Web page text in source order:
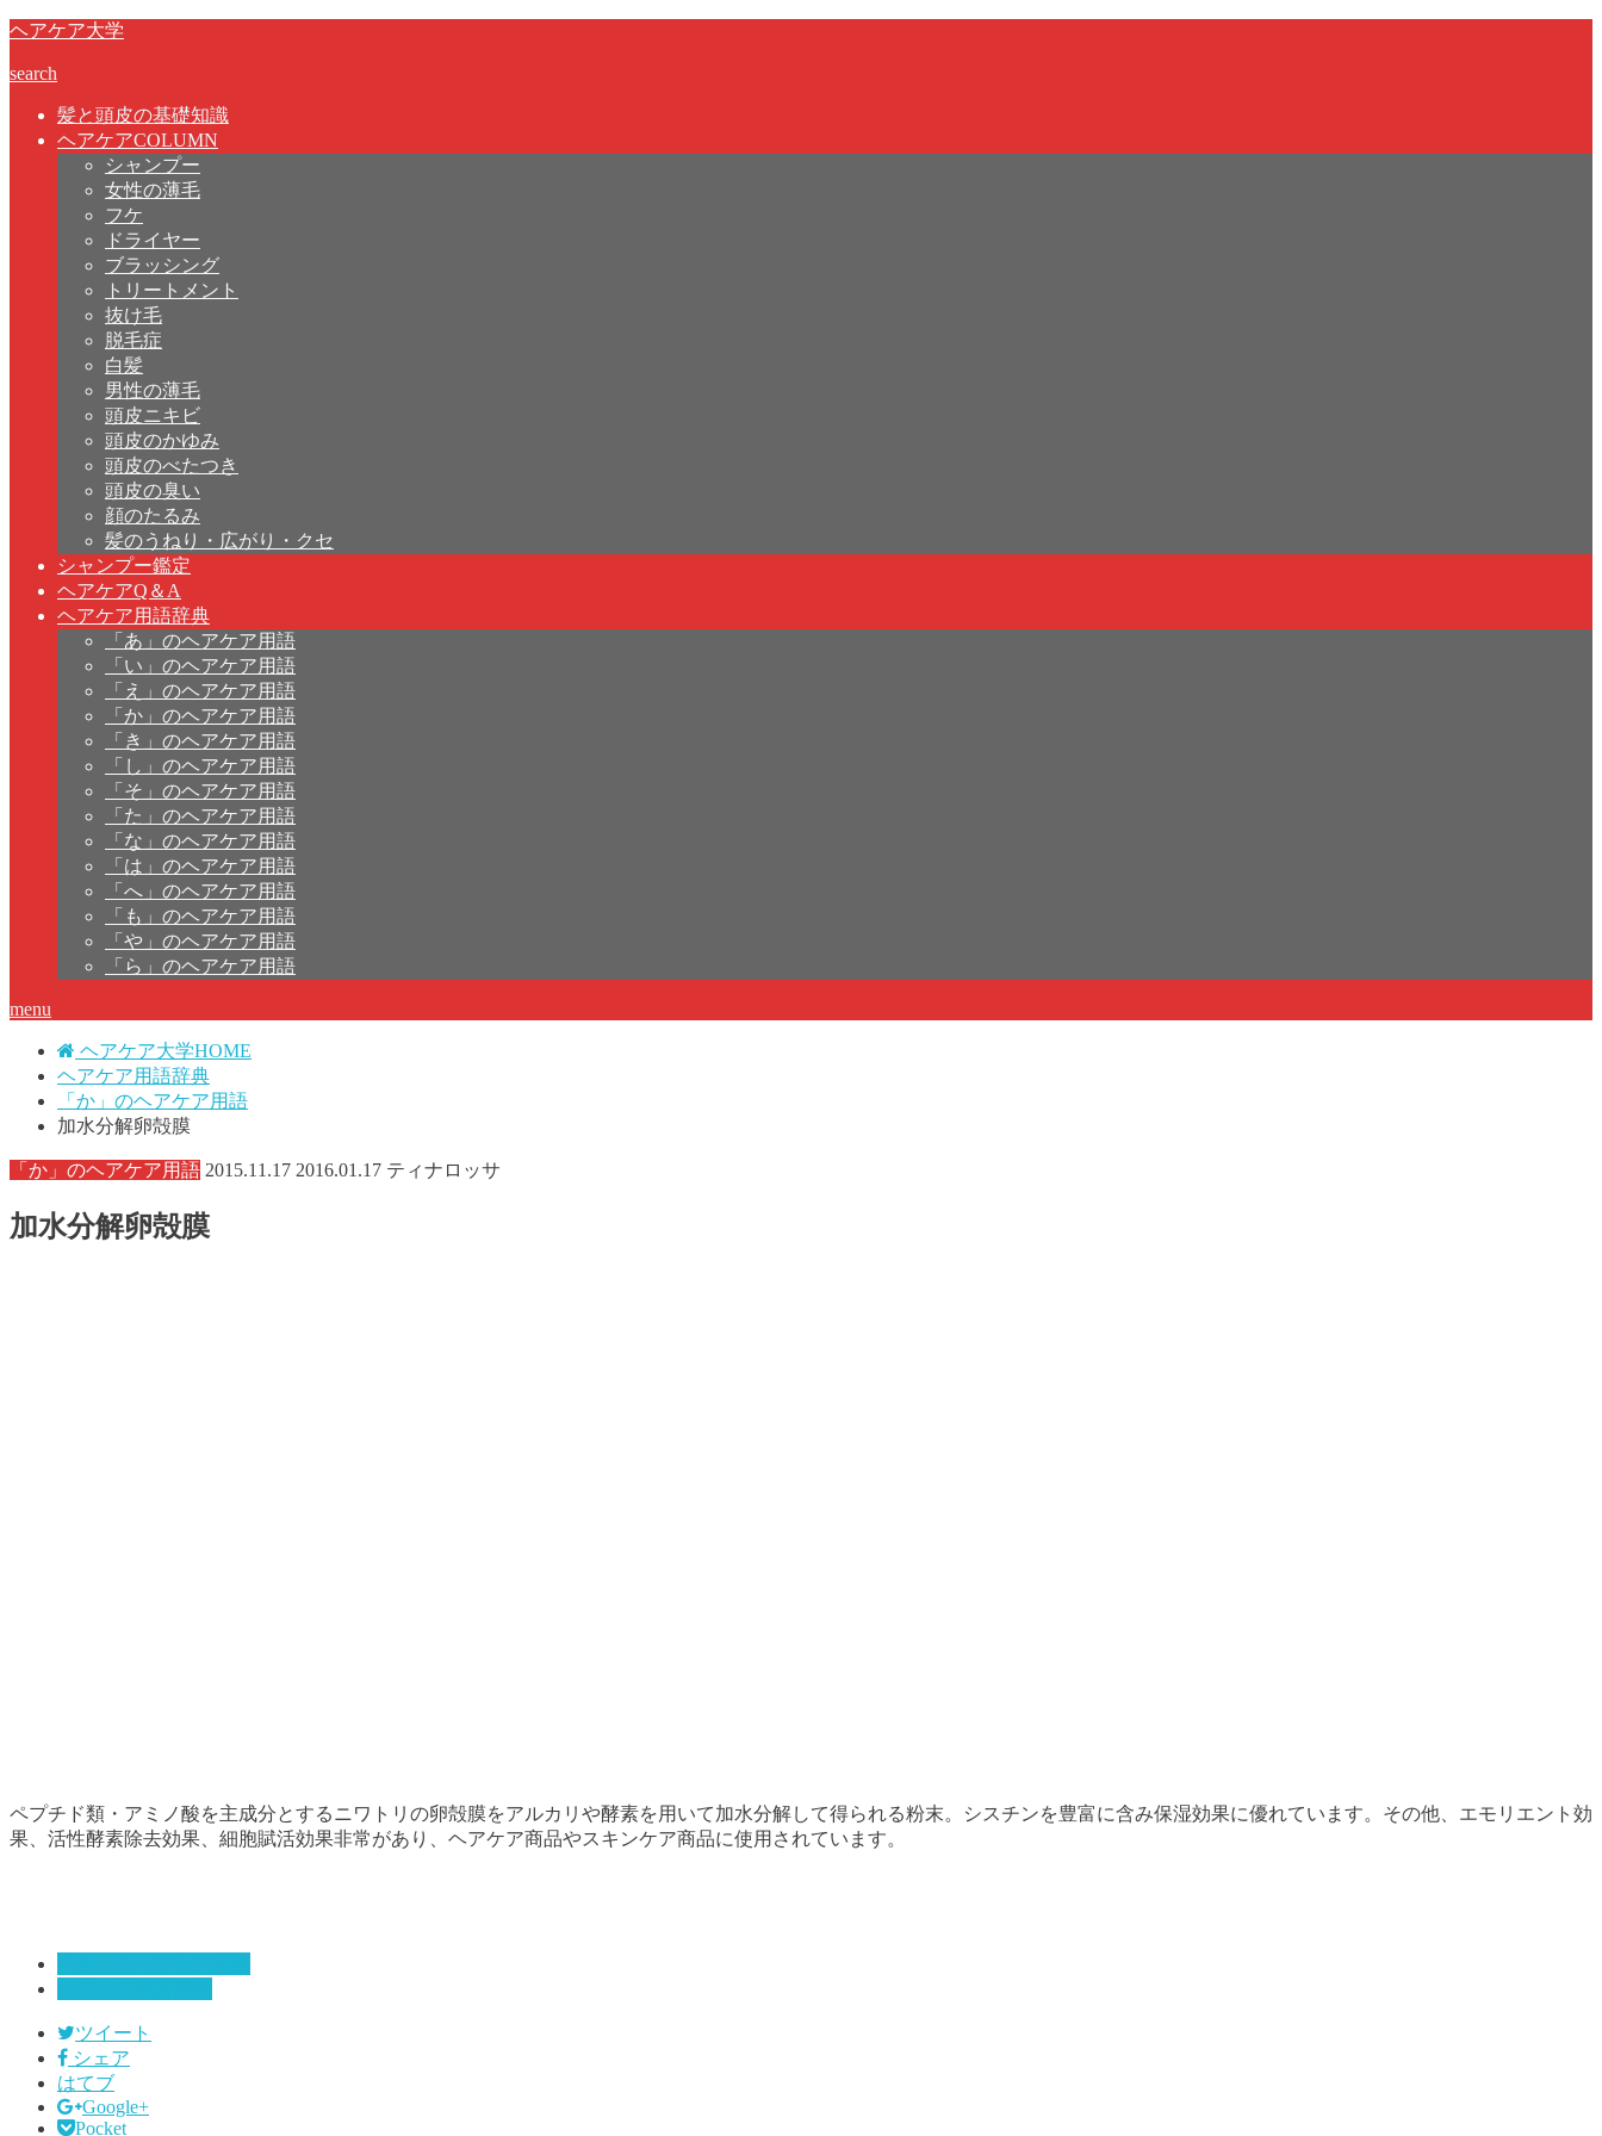
ヘアケア大学
search
髪と頭皮の基礎知識
ヘアケアCOLUMN
シャンプー
女性の薄毛
フケ
ドライヤー
ブラッシング
トリートメント
抜け毛
脱毛症
白髪
男性の薄毛
頭皮ニキビ
頭皮のかゆみ
頭皮のべたつき
頭皮の臭い
顔のたるみ
髪のうねり・広がり・クセ
シャンプー鑑定
ヘアケアQ＆A
ヘアケア用語辞典
「あ」のヘアケア用語
「い」のヘアケア用語
「え」のヘアケア用語
「か」のヘアケア用語
「き」のヘアケア用語
「し」のヘアケア用語
「そ」のヘアケア用語
「た」のヘアケア用語
「な」のヘアケア用語
「は」のヘアケア用語
「へ」のヘアケア用語
「も」のヘアケア用語
「や」のヘアケア用語
「ら」のヘアケア用語
menu
ヘアケア大学HOME
ヘアケア用語辞典
「か」のヘアケア用語
加水分解卵殻膜
「か」のヘアケア用語 2015.11.17 2016.01.17 ティナロッサ
加水分解卵殻膜
ペプチド類・アミノ酸を主成分とするニワトリの卵殻膜をアルカリや酵素を用いて加水分解して得られる粉末。シスチンを豊富に含み保湿効果に優れています。その他、エモリエント効
果、活性酵素除去効果、細胞賦活効果非常があり、ヘアケア商品やスキンケア商品に使用されています。
ツイート
シェア
はてブ
Google+
Pocket